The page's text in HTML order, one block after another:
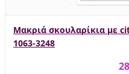
Μακριά σκουλαρίκια με
1063-3248